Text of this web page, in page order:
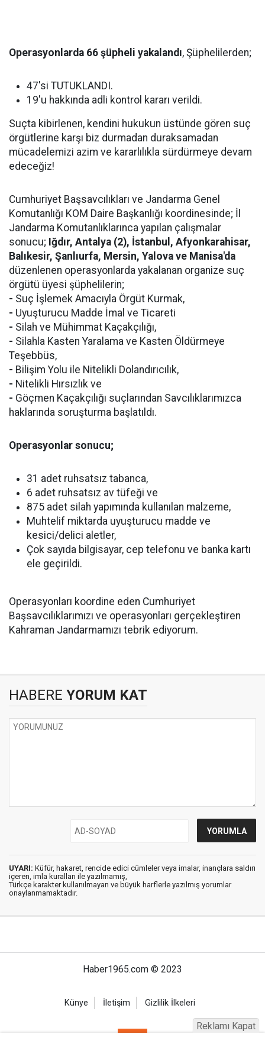
Operasyonlarda 66 şüpheli yakalandı, Şüphelilerden;
47'si TUTUKLANDI.
19'u hakkında adli kontrol kararı verildi.
Suçta kibirlenen, kendini hukukun üstünde gören suç
örgütlerine karşı biz durmadan duraksamadan
mücadelemizi azim ve kararlılıkla sürdürmeye devam
edeceğiz!
Cumhuriyet Başsavcılıkları ve Jandarma Genel
Komutanlığı KOM Daire Başkanlığı koordinesinde; İl
Jandarma Komutanlıklarınca yapılan çalışmalar
sonucu; Iğdır, Antalya (2), İstanbul, Afyonkarahisar,
Balıkesir, Şanlıurfa, Mersin, Yalova ve Manisa'da
düzenlenen operasyonlarda yakalanan organize suç
örgütü üyesi şüphelilerin;
- Suç İşlemek Amacıyla Örgüt Kurmak,
- Uyuşturucu Madde İmal ve Ticareti
- Silah ve Mühimmat Kaçakçılığı,
- Silahla Kasten Yaralama ve Kasten Öldürmeye
Teşebbüs,
- Bilişim Yolu ile Nitelikli Dolandırıcılık,
- Nitelikli Hırsızlık ve
- Göçmen Kaçakçılığı suçlarından Savcılıklarımızca
haklarında soruşturma başlatıldı.
Operasyonlar sonucu;
31 adet ruhsatsız tabanca,
6 adet ruhsatsız av tüfeği ve
875 adet silah yapımında kullanılan malzeme,
Muhtelif miktarda uyuşturucu madde ve
kesici/delici aletler,
Çok sayıda bilgisayar, cep telefonu ve banka kartı
ele geçirildi.
Operasyonları koordine eden Cumhuriyet
Başsavcılıklarımızı ve operasyonları gerçekleştiren
Kahraman Jandarmamızı tebrik ediyorum.
HABERE YORUM KAT
UYARI: Küfür, hakaret, rencide edici cümleler veya imalar, inançlara saldırı
içeren, imla kuralları ile yazılmamış,
Türkçe karakter kullanılmayan ve büyük harflerle yazılmış yorumlar
onaylanmamaktadır.
Haber1965.com © 2023
Künye İletişim Gizlilik İlkeleri
Reklamı Kapat